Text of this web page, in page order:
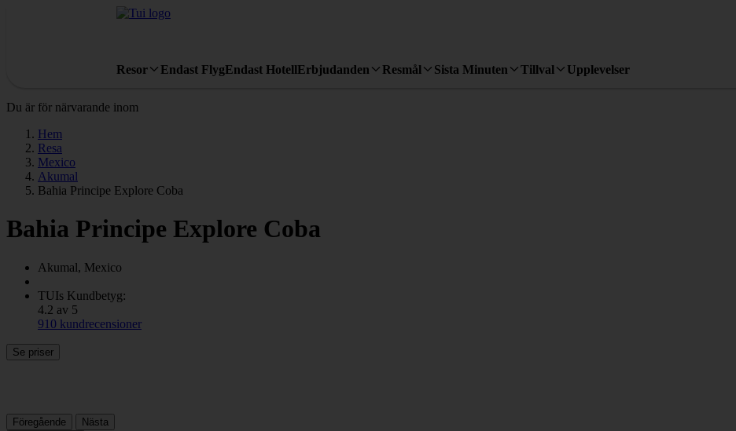
Resor Endast FlygEndast HotellErbjudanden Resmål Sista Minuten Tillval Upplevelser
Du är för närvarande inom
Hem
Resa
Mexico
Akumal
Bahia Principe Explore Coba
Bahia Principe Explore Coba
Akumal, Mexico
TUIs Kundbetyg:
4.2 av 5
910 kundrecensioner
Se priser
Föregående
Nästa